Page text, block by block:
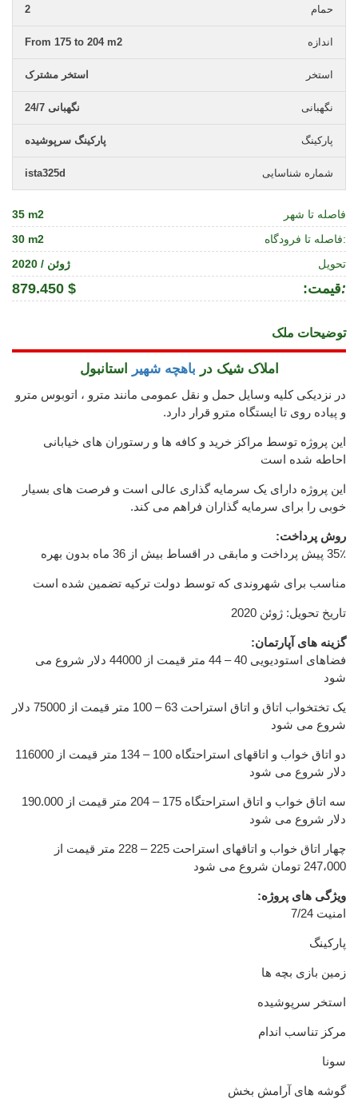
حمام 2
اندازه From 175 to 204 m2
استخر استخر مشترک
نگهبانی نگهبانی 24/7
پارکینگ پارکینگ سرپوشیده
شماره شناسایی ista325d
فاصله تا شهر
35 m2
فاصله تا فرودگاه:
30 m2
تحویل
ژوئن / 2020
:قیمت:
879.450 $
توضیحات ملک
املاک شیک در باهچه شهیر استانبول
در نزدیکی کلیه وسایل حمل و نقل عمومی مانند مترو ، اتوبوس مترو
و پیاده روی تا ایستگاه مترو قرار دارد.
این پروژه توسط مراکز خرید و کافه ها و رستوران های خیابانی
احاطه شده است
این پروژه دارای یک سرمایه گذاری عالی است و فرصت های بسیار
خوبی را برای سرمایه گذاران فراهم می کند.
روش پرداخت:
35٪ پیش پرداخت و مابقی در اقساط بیش از 36 ماه بدون بهره
مناسب برای شهروندی که توسط دولت ترکیه تضمین شده است
تاریخ تحویل: ژوئن 2020
گزینه های آپارتمان:
فضاهای استودیویی 40 – 44 متر
قیمت از 44000 دلار شروع می
شود
یک تختخواب اتاق و اتاق استراحت 63 – 100 متر قیمت از 75000 دلار
شروع می شود
دو اتاق خواب و اتاقهای استراحتگاه 100 – 134 متر قیمت از 116000
دلار شروع می شود
سه اتاق خواب و اتاق استراحتگاه 175 – 204 متر قیمت از 190.000
دلار شروع می شود
چهار اتاق خواب و اتاقهای استراحت 225 – 228 متر قیمت از
247،000 تومان شروع می شود
ویژگی های پروژه:
امنیت 7/24
پارکینگ
زمین بازی بچه ها
استخر سرپوشیده
مرکز تناسب اندام
سونا
گوشه های آرامش بخش